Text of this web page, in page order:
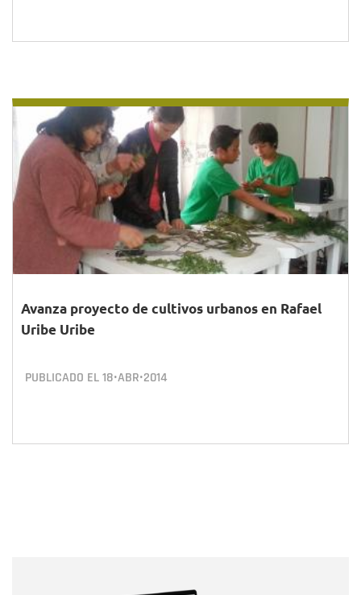
Avanza proyecto de cultivos urbanos en Rafael
Uribe Uribe
PUBLICADO EL18•ABR•2014